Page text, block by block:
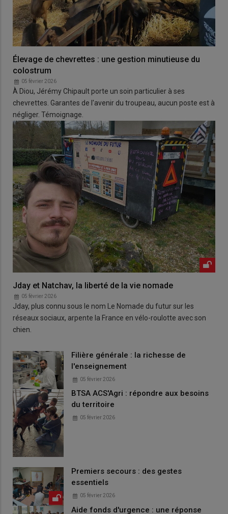
Élevage de chevrettes : une gestion minutieuse du
colostrum
05 février 2026
À Diou, Jérémy Chipault porte un soin particulier à ses
chevrettes. Garantes de l'avenir du troupeau, aucun poste est à
négliger. Témoignage.
Jday et Natchav, la liberté de la vie nomade
05 février 2026
Jday, plus connu sous le nom Le Nomade du futur sur les
réseaux sociaux, arpente la France en vélo-roulotte avec son
chien.
Filière générale : la richesse de
l'enseignement
05 février 2026
BTSA ACS'Agri : répondre aux besoins
du territoire
05 février 2026
Premiers secours : des gestes
essentiels
05 février 2026
Aide fonds d'urgence : une réponse